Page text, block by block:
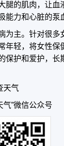
腿的肌肉，让血
能力和心脏的泵
为主。针对很多
年轻，将女性保
保护和爱护，长
天气
气”微信公众号